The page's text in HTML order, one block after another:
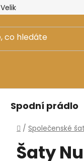
Velikostní tabulky
Spodní prádlo
Domů
/ Společenské
Šaty